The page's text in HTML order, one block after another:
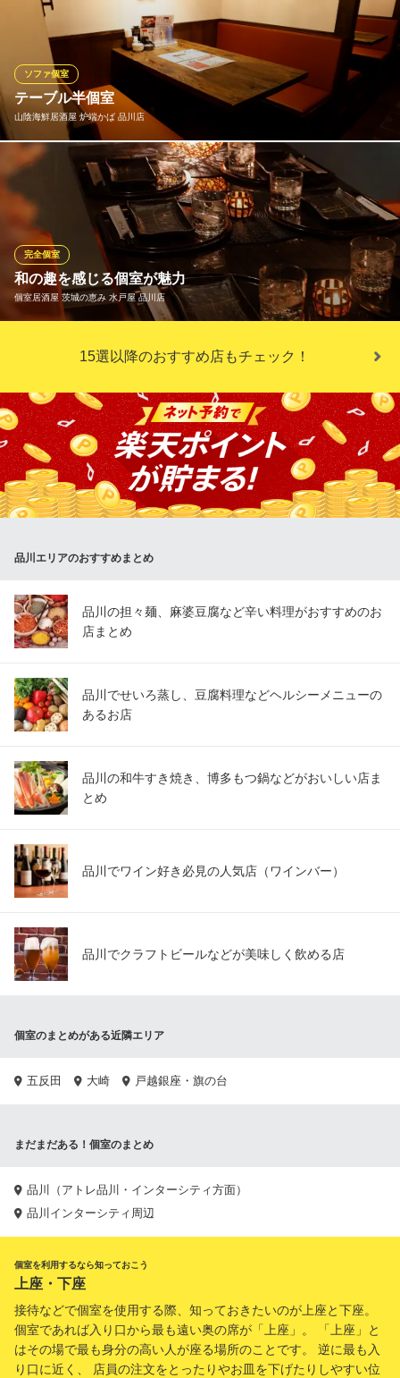
備。夜景を望むお席もご用意しております。
炉端と伊勢海老とあて巻き 完全個室居酒屋 吟の利久 品川店
品川駅前の牛タン酒場
JR品川駅港南口 徒歩1分
東京都港区港南2-14-10 品川駅前港南ビル3F
テーブル半個室
山陰海鮮居酒屋 炉端かば 品川店
ソファ個室
落ち着いた雰囲気のお席です
山陰海鮮居酒屋 炉端かば 品川店
居酒屋 鮮魚 日本酒
ＪＲ品川駅港南口 徒歩1分
東京都港区港南2-3-13 品川フロントビル B1
和の趣を感じる個室が魅力
個室居酒屋 茨城の恵み 水戸屋 品川店
完全個室
当店は、和の趣を感じる個室が魅力の居酒屋です。おしゃれな空
間で、美味しい料理とお酒を楽しんでください。
個室居酒屋 茨城の恵み 水戸屋 品川店
品川駅1分 個室居酒屋
ＪＲ品川駅 徒歩4分
東京都港区港南2-16-2 太陽生命品川ビル 3F
15選以降のおすすめ店もチェック！
品川エリアのおすすめまとめ
品川の担々麺、麻婆豆腐など辛い料理がおすすめのお
店まとめ
品川でせいろ蒸し、豆腐料理などヘルシーメニューの
あるお店
品川の和牛すき焼き、博多もつ鍋などがおいしい店ま
とめ
品川でワイン好き必見の人気店（ワインバー）
品川でクラフトビールなどが美味しく飲める店
個室のまとめがある近隣エリア
五反田 大崎 戸越銀座・旗の台
まだまだある！個室のまとめ
品川（アトレ品川・インターシティ方面）
品川インターシティ周辺
個室を利用するなら知っておこう
上座・下座
接待などで個室を使用する際、知っておきたいのが上座と下座。
個室であれば入り口から最も遠い奥の席が「上座」。 「上座」と
はその場で最も身分の高い人が座る場所のことです。 逆に最も入
り口に近く、 店員の注文をとったりやお皿を下げたりしやすい位